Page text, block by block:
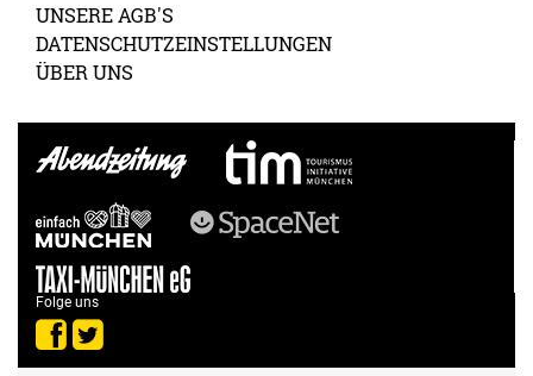
UNSERE AGB'S
DATENSCHUTZEINSTELLUNGEN
ÜBER UNS
Folge uns